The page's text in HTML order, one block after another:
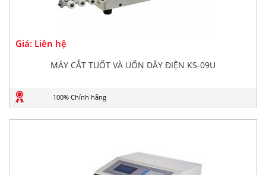
Giá: Liên hệ
MÁY CẮT TUỐT VÀ UỐN DÂY ĐIỆN KS-09U
100% Chính hãng